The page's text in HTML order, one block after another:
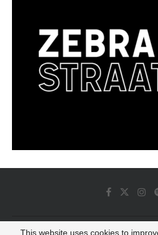
© 2022 - Luminous Dash All
This website uses cookies to